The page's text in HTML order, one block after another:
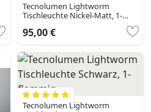
Tecnolumen Lightworm
Tischleuchte Nickel-Matt, 1-
95,00 €
Tecnolumen Lightworm